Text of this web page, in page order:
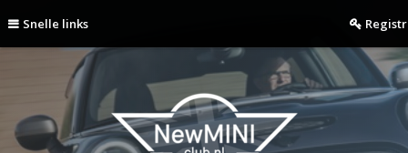
Snelle links